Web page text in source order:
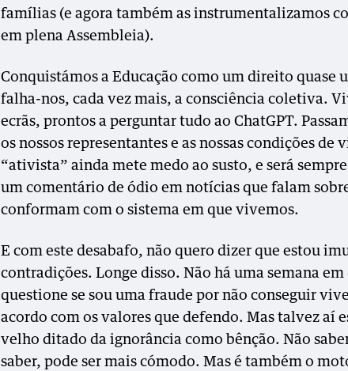
famílias (e agora também as instrumentalizamos
em plena Assembleia).
Conquistámos a Educação como um direito quase
falha-nos, cada vez mais, a consciência coletiva.
ecrãs, prontos a perguntar tudo ao ChatGPT.
os nossos representantes e as nossas condições de
“ativista” ainda mete medo ao susto, e será
um comentário de ódio em notícias que falam
conformam com o sistema em que vivemos.
E com este desabafo, não quero dizer que estou
contradições. Longe disso. Não há uma semana em
questione se sou uma fraude por não conseguir
acordo com os valores que defendo. Mas talvez aí
velho ditado da ignorância como bênção. Não
saber, pode ser mais cómodo. Mas é também o